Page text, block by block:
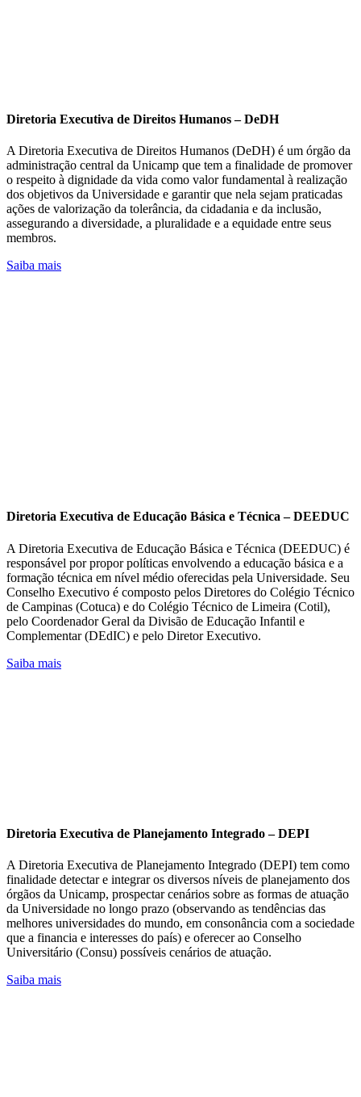
Diretoria Executiva de Direitos Humanos – DeDH
A Diretoria Executiva de Direitos Humanos (DeDH) é um órgão da
administração central da Unicamp que tem a finalidade de promover
o respeito à dignidade da vida como valor fundamental à realização
dos objetivos da Universidade e garantir que nela sejam praticadas
ações de valorização da tolerância, da cidadania e da inclusão,
assegurando a diversidade, a pluralidade e a equidade entre seus
membros.
Saiba mais
Diretoria Executiva de Educação Básica e Técnica – DEEDUC
A Diretoria Executiva de Educação Básica e Técnica (DEEDUC) é
responsável por propor políticas envolvendo a educação básica e a
formação técnica em nível médio oferecidas pela Universidade. Seu
Conselho Executivo é composto pelos Diretores do Colégio Técnico
de Campinas (Cotuca) e do Colégio Técnico de Limeira (Cotil),
pelo Coordenador Geral da Divisão de Educação Infantil e
Complementar (DEdIC) e pelo Diretor Executivo.
Saiba mais
Diretoria Executiva de Planejamento Integrado – DEPI
A Diretoria Executiva de Planejamento Integrado (DEPI) tem como
finalidade detectar e integrar os diversos níveis de planejamento dos
órgãos da Unicamp, prospectar cenários sobre as formas de atuação
da Universidade no longo prazo (observando as tendências das
melhores universidades do mundo, em consonância com a sociedade
que a financia e interesses do país) e oferecer ao Conselho
Universitário (Consu) possíveis cenários de atuação.
Saiba mais